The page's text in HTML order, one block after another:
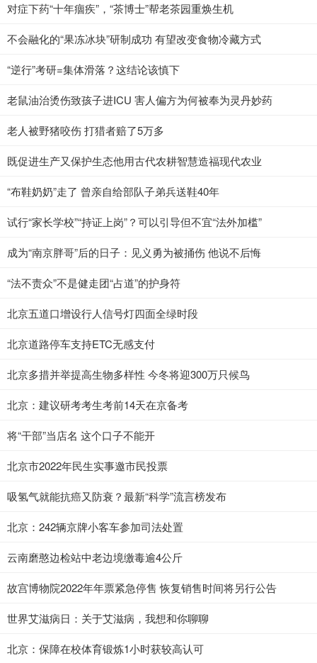
对症下药“十年痼疾”，“茶博士”帮老茶园重焕生机
不会融化的“果冻冰块”研制成功 有望改变食物冷藏方式
“逆行”考研=集体滑落？这结论该慎下
老鼠油治烫伤致孩子进ICU 害人偏方为何被奉为灵丹妙药
老人被野猪咬伤 打猎者赔了5万多
既促进生产又保护生态他用古代农耕智慧造福现代农业
“布鞋奶奶”走了 曾亲自给部队子弟兵送鞋40年
试行“家长学校”“持证上岗”？可以引导但不宜“法外加槛”
成为“南京胖哥”后的日子：见义勇为被捅伤 他说不后悔
“法不责众”不是健走团“占道”的护身符
北京五道口增设行人信号灯四面全绿时段
北京道路停车支持ETC无感支付
北京多措并举提高生物多样性 今冬将迎300万只候鸟
北京：建议研考考生考前14天在京备考
将“干部”当店名 这个口子不能开
北京市2022年民生实事邀市民投票
吸氢气就能抗癌又防衰？最新“科学”流言榜发布
北京：242辆京牌小客车参加司法处置
云南磨憨边检站中老边境缴毒逾4公斤
故宫博物院2022年年票紧急停售 恢复销售时间将另行公告
世界艾滋病日：关于艾滋病，我想和你聊聊
北京：保障在校体育锻炼1小时获较高认可